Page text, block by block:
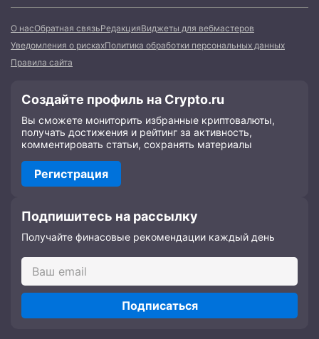
О насОбратная связьРедакцияВиджеты для вебмастеров
Уведомления о рискахПолитика обработки персональных данных
Правила сайта
Создайте профиль на Crypto.ru
Вы сможете мониторить избранные криптовалюты,
получать достижения и рейтинг за активность,
комментировать статьи, сохранять материалы
Регистрация
Подпишитесь на рассылку
Получайте финасовые рекомендации каждый день
Подписаться